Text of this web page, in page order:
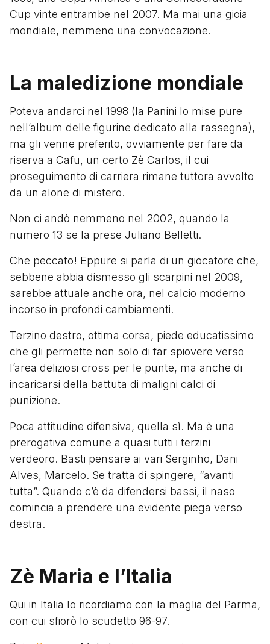
Cup vinte entrambe nel 2007. Ma mai una gioia
mondiale, nemmeno una convocazione.
La maledizione mondiale
Poteva andarci nel 1998 (la Panini lo mise pure
nell’album delle figurine dedicato alla rassegna),
ma gli venne preferito, ovviamente per fare da
riserva a Cafu, un certo Zè Carlos, il cui
proseguimento di carriera rimane tuttora avvolto
da un alone di mistero.
Non ci andò nemmeno nel 2002, quando la
numero 13 se la prese Juliano Belletti.
Che peccato! Eppure si parla di un giocatore che,
sebbene abbia dismesso gli scarpini nel 2009,
sarebbe attuale anche ora, nel calcio moderno
incorso in profondi cambiamenti.
Terzino destro, ottima corsa, piede educatissimo
che gli permette non solo di far spiovere verso
l’area deliziosi cross per le punte, ma anche di
incaricarsi della battuta di maligni calci di
punizione.
Poca attitudine difensiva, quella sì. Ma è una
prerogativa comune a quasi tutti i terzini
verdeoro. Basti pensare ai vari Serginho, Dani
Alves, Marcelo. Se tratta di spingere, “avanti
tutta”. Quando c’è da difendersi bassi, il naso
comincia a prendere una evidente piega verso
destra.
Zè Maria e l’Italia
Qui in Italia lo ricordiamo con la maglia del Parma,
con cui sfiorò lo scudetto 96-97.